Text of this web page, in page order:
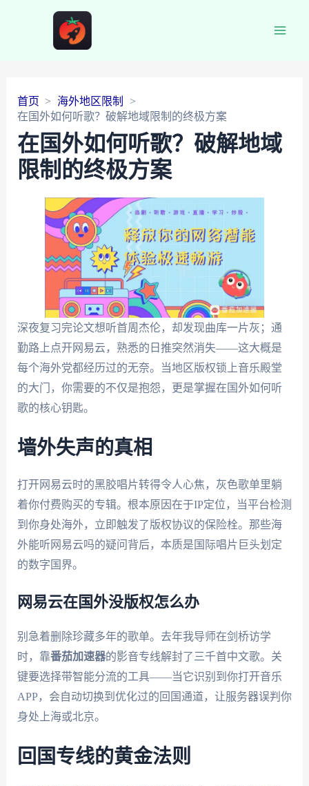
首页
海外地区限制
在国外如何听歌？破解地域限制的终极方案
在国外如何听歌？破解地域
限制的终极方案
深夜复习完论文想听首周杰伦，却发现曲库一片灰；通
勤路上点开网易云，熟悉的日推突然消失——这大概是
每个海外党都经历过的无奈。当地区版权锁上音乐殿堂
的大门，你需要的不仅是抱怨，更是掌握在国外如何听
歌的核心钥匙。
墙外失声的真相
打开网易云时的黑胶唱片转得令人心焦，灰色歌单里躺
着你付费购买的专辑。根本原因在于IP定位，当平台检测
到你身处海外，立即触发了版权协议的保险栓。那些海
外能听网易云吗的疑问背后，本质是国际唱片巨头划定
的数字国界。
网易云在国外没版权怎么办
别急着删除珍藏多年的歌单。去年我导师在剑桥访学
时，靠番茄加速器的影音专线解封了三千首中文歌。关
键要选择带智能分流的工具——当它识别到你打开音乐
APP，会自动切换到优化过的回国通道，让服务器误判你
身处上海或北京。
回国专线的黄金法则